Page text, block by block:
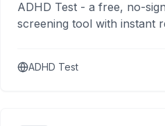
ADHD Test - a free, no-
screening tool with instant
ADHD Test